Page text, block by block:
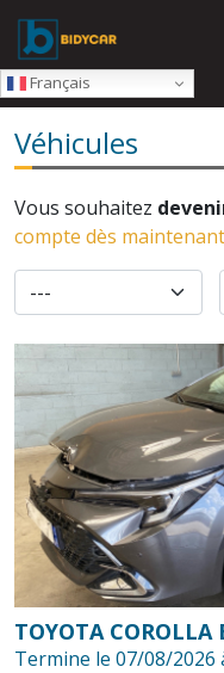
Skip to main content
Français
Véhicules
Vous souhaitez
compte dès
TOYOTA COROLLA
Termine le 07/08/2026